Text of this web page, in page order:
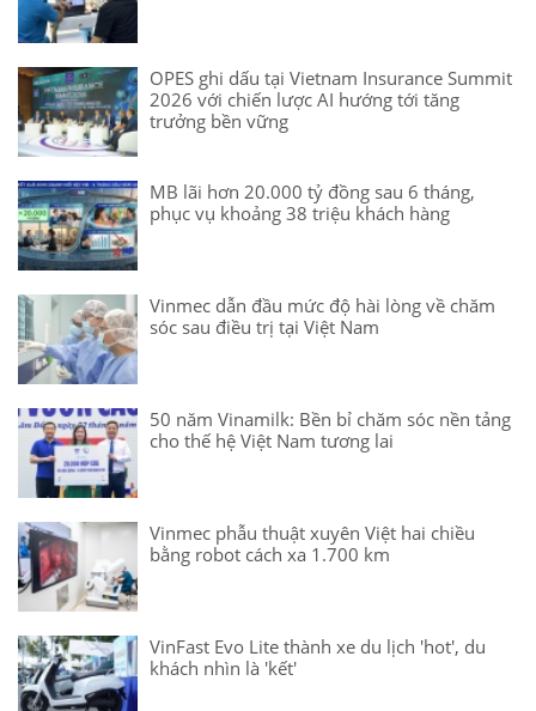
OPES ghi dấu tại Vietnam Insurance Summit
2026 với chiến lược AI hướng tới tăng
trưởng bền vững
MB lãi hơn 20.000 tỷ đồng sau 6 tháng,
phục vụ khoảng 38 triệu khách hàng
Vinmec dẫn đầu mức độ hài lòng về chăm
sóc sau điều trị tại Việt Nam
50 năm Vinamilk: Bền bỉ chăm sóc nền tảng
cho thế hệ Việt Nam tương lai
Vinmec phẫu thuật xuyên Việt hai chiều
bằng robot cách xa 1.700 km
VinFast Evo Lite thành xe du lịch 'hot', du
khách nhìn là 'kết'